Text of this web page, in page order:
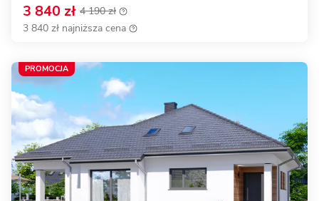
3 840 zł 4 190 zł
3 840 zł najniższa cena
PROMOCJA